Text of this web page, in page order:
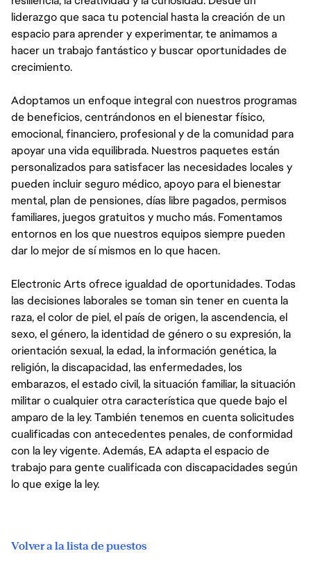
liderazgo que saca tu potencial hasta la creación de un
espacio para aprender y experimentar, te animamos a
hacer un trabajo fantástico y buscar oportunidades de
crecimiento.
Adoptamos un enfoque integral con nuestros programas
de beneficios, centrándonos en el bienestar físico,
emocional, financiero, profesional y de la comunidad para
apoyar una vida equilibrada. Nuestros paquetes están
personalizados para satisfacer las necesidades locales y
pueden incluir seguro médico, apoyo para el bienestar
mental, plan de pensiones, días libre pagados, permisos
familiares, juegos gratuitos y mucho más. Fomentamos
entornos en los que nuestros equipos siempre pueden
dar lo mejor de sí mismos en lo que hacen.
Electronic Arts ofrece igualdad de oportunidades. Todas
las decisiones laborales se toman sin tener en cuenta la
raza, el color de piel, el país de origen, la ascendencia, el
sexo, el género, la identidad de género o su expresión, la
orientación sexual, la edad, la información genética, la
religión, la discapacidad, las enfermedades, los
embarazos, el estado civil, la situación familiar, la situación
militar o cualquier otra característica que quede bajo el
amparo de la ley. También tenemos en cuenta solicitudes
cualificadas con antecedentes penales, de conformidad
con la ley vigente. Además, EA adapta el espacio de
trabajo para gente cualificada con discapacidades según
lo que exige la ley.
Volver a la lista de puestos